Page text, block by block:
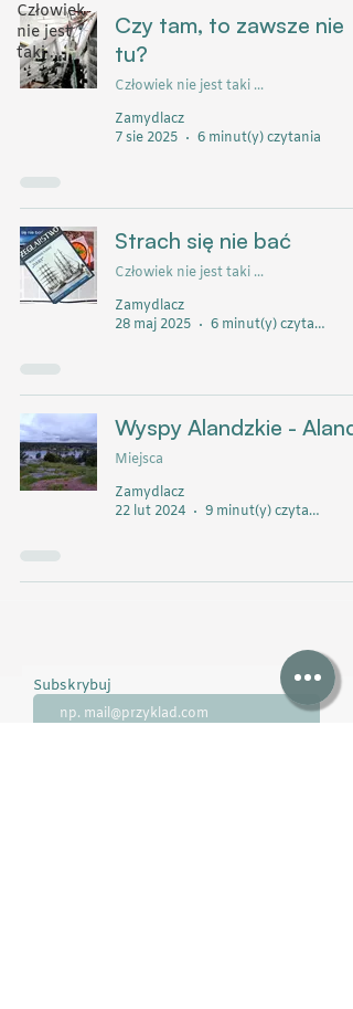
Człowiek
nie jest
taki ...
Czy tam, to zawsze nie
tu?
Człowiek nie jest taki ...
Zamydlacz
7 sie 2025
6 minut(y) czytania
Strach się nie bać
Człowiek nie jest taki ...
Zamydlacz
28 maj 2025
6 minut(y) czytania
Wyspy Alandzkie -
Miejsca
Zamydlacz
22 lut 2024
9 minut(y) czytania
Subskrybuj